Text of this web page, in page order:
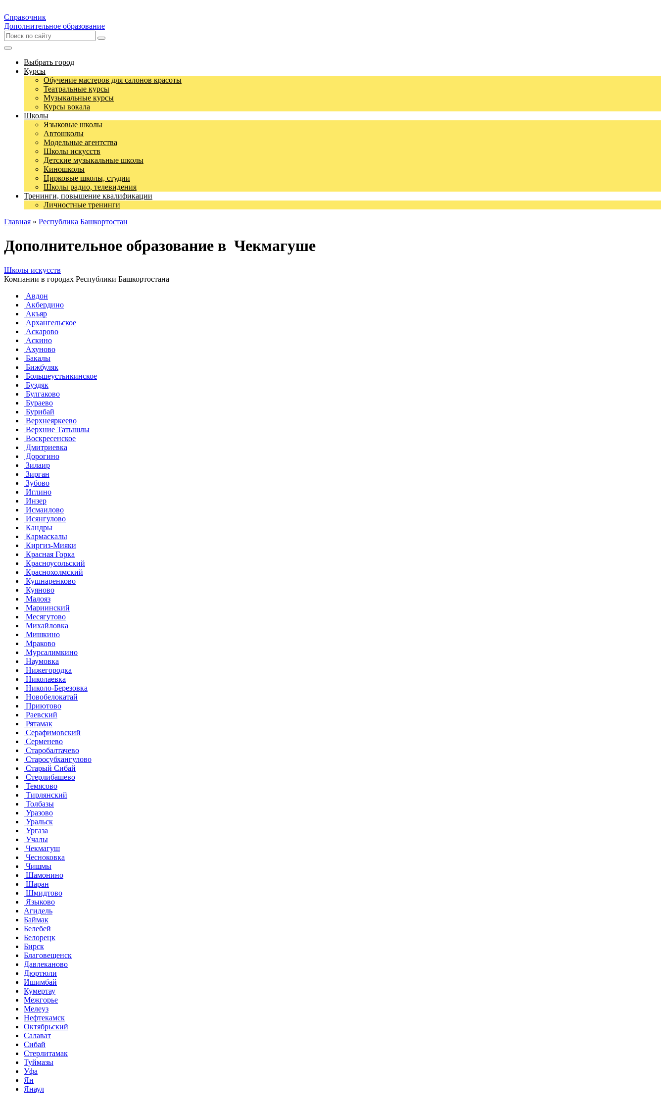
Справочник
Дополнительное образование
Выбрать город
Курсы
Обучение мастеров для салонов красоты
Театральные курсы
Музыкальные курсы
Курсы вокала
Школы
Языковые школы
Автошколы
Модельные агентства
Школы искусств
Детские музыкальные школы
Киношколы
Цирковые школы, студии
Школы радио, телевидения
Тренинги, повышение квалификации
Личностные тренинги
Главная » Республика Башкортостан
Дополнительное образование в Чекмагуше
Школы искусств
Компании в городах Республики Башкортостана
Авдон
Акбердино
Акъяр
Архангельское
Аскарово
Аскино
Ахуново
Бакалы
Бижбуляк
Большеустьикинское
Буздяк
Булгаково
Бураево
Бурибай
Верхнеяркеево
Верхние Татышлы
Воскресенское
Дмитриевка
Дорогино
Зилаир
Зирган
Зубово
Иглино
Инзер
Исмаилово
Исянгулово
Кандры
Кармаскалы
Киргиз-Мияки
Красная Горка
Красноусольский
Краснохолмский
Кушнаренково
Куяново
Малояз
Мариинский
Месягутово
Михайловка
Мишкино
Мраково
Мурсалимкино
Наумовка
Нижегородка
Николаевка
Николо-Березовка
Новобелокатай
Приютово
Раевский
Рятамак
Серафимовский
Серменево
Старобалтачево
Старосубхангулово
Старый Сибай
Стерлибашево
Темясово
Тирлянский
Толбазы
Уразово
Уральск
Ургаза
Учалы
Чекмагуш
Чесноковка
Чишмы
Шамонино
Шаран
Шмидтово
Языково
Агидель
Баймак
Белебей
Белорецк
Бирск
Благовещенск
Давлеканово
Дюртюли
Ишимбай
Кумертау
Межгорье
Мелеуз
Нефтекамск
Октябрьский
Салават
Сибай
Стерлитамак
Туймазы
Уфа
Ян
Янаул